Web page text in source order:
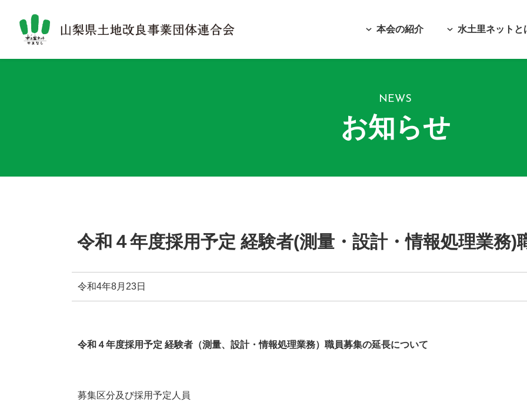
本会の紹介 水土里ネットと
NEWS
お知らせ
令和４年度採用予定 経験者(測量・設計・情報処理業務
令和4年8月23日
令和４年度採用予定 経験者（測量、設計・情報処理業務）職員募集の延長について
募集区分及び採用予定人員